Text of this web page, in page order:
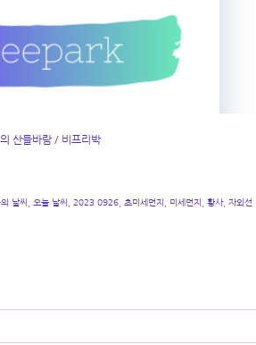
산들바람 / 비프리박
날씨, 오늘 날씨, 2023 0926, 초미세먼지, 미세먼지, 황사, 자외선